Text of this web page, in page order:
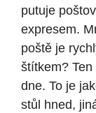
putuje
expresem.
poště je
štítkem?
dne. To je
stůl hned,